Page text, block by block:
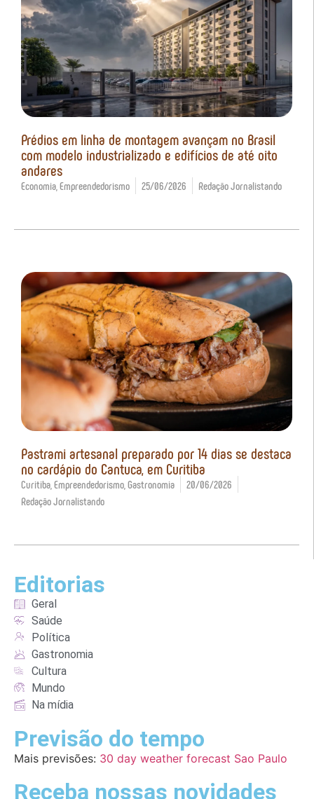
Prédios em linha de montagem avançam no Brasil
com modelo industrializado e edifícios de até oito
andares
Economia Empreendedorismo 25/06/2026 Redação Jornalistando
Pastrami artesanal preparado por 14 dias se destaca
no cardápio do Cantuca, em Curitiba
Curitiba Empreendedorismo Gastronomia
20/06/2026
Redação Jornalistando
Editorias
Geral
Saúde
Política
Gastronomia
Cultura
Mundo
Na mídia
Previsão do tempo
Mais previsões: 30 day weather forecast Sao Paulo
Receba nossas novidades